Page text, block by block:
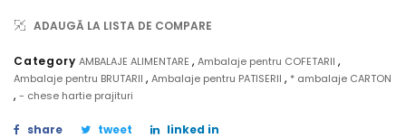
ADAUGĂ LA LISTA DE COMPARE
CategoryAMBALAJE ALIMENTARE,Ambalaje pentru COFETARII,
Ambalaje pentru BRUTARII , Ambalaje pentru PATISERII , * ambalaje CARTON
, - chese hartie prajituri
share tweet linked in